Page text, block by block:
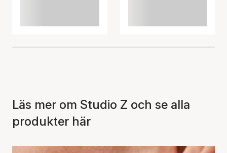
Läs mer om Studio Z och se alla
produkter här